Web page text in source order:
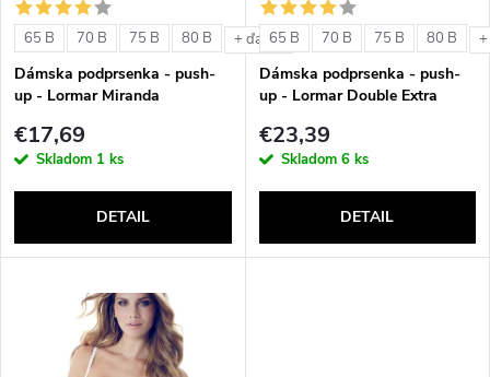
e
p
r
d
s
p
r
o
d
65 B 70 B 75 B 80 B + ďalšie
Dámska podprsenka - push-
up - Lormar Miranda
€17,69
Skladom 1 ks
DETAIL
65 B 70 B 75 B 80 B
Dámska podprsenka - push-
up - Lormar Double Extra
€23,39
Skladom 6 ks
DETAIL